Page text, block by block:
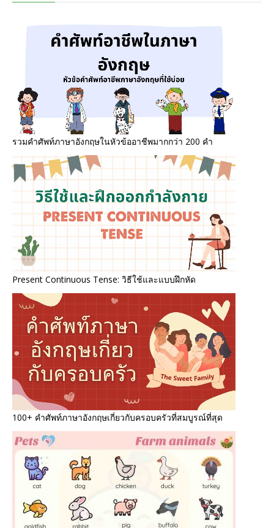
รวมคำศัพท์ภาษาอังกฤษในหัวข้ออาชีพมากกว่า 200 คำ
Present Continuous Tense: วิธีใช้และแบบฝึกหัด
100+ คำศัพท์ภาษาอังกฤษเกี่ยวกับครอบครัวที่สมบูรณ์ที่สุด